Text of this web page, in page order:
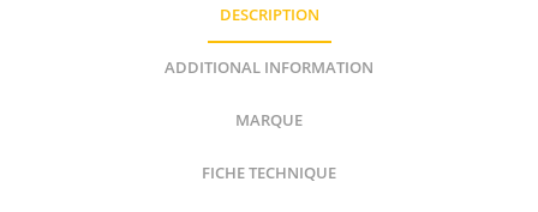
DESCRIPTION
ADDITIONAL INFORMATION
MARQUE
FICHE TECHNIQUE